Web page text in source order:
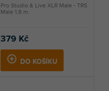
379 Kč
DO KOŠÍKU
Pro Studio & Live XLR Male - TRS
Male 1,8 m.